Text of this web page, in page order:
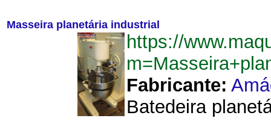
Masseira planetária industrial
https://
Fabricante:
Batedeira